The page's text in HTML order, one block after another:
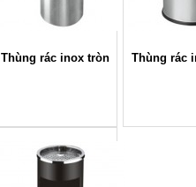
Thùng rác inox tròn Thùng rác